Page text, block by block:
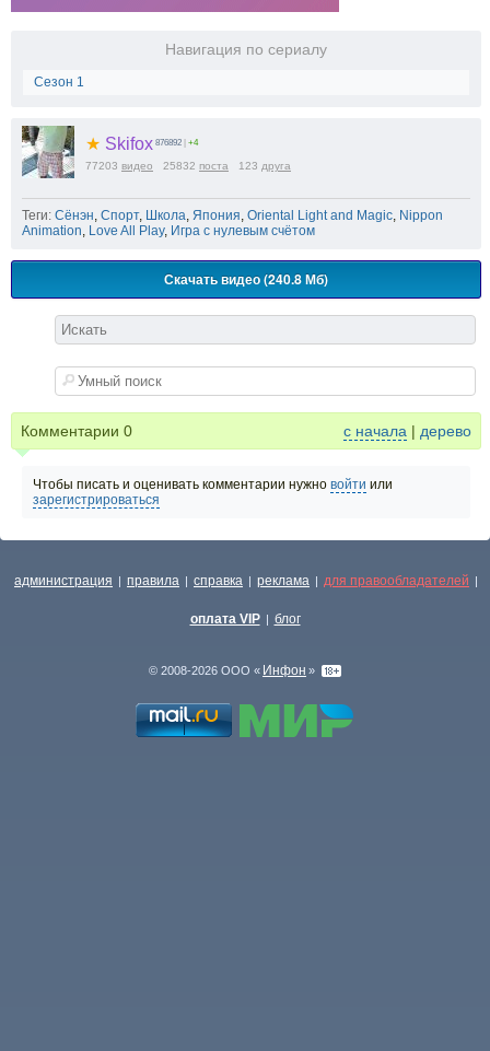
Навигация по сериалу
Сезон 1
★ Skifox 876892 +4
77203 видео 25832 поста 123 друга
Теги: Сёнэн, Спорт, Школа, Япония, Oriental Light and Magic, Nippon
Animation, Love All Play, Игра с нулевым счётом
Скачать видео (240.8 Мб)
Комментарии 0 с начала | дерево
Чтобы писать и оценивать комментарии нужно войти или
зарегистрироваться
администрация | правила | справка | реклама | для правообладателей |
оплата VIP | блог
© 2008-2026 ООО « Инфон »